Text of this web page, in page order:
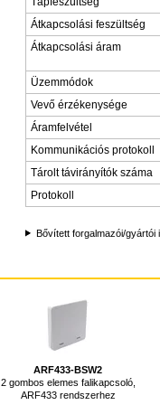
Átkapcsolási feszültség
Átkapcsolási áram
Üzemmódok
Vevő érzékenysége
Áramfelvétel
Kommunikációs protokoll
Tárolt távirányítók száma
Protokoll
Bővített forgalmazói/gyártói
ARF433-BSW2
2 gombos elemes falikapcsoló,
ARF433 rendszerhez